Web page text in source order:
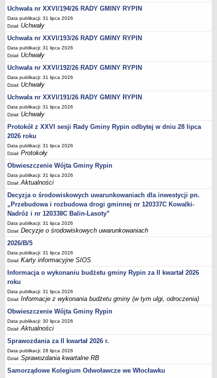
Petycje
Sygnaliści
Galeria
Raporty o stanie dostępności
Wnioski
WŁADZE I STRUKTURA
Struktura organizacyjna
Rada gminy
Wójt
Urząd gminy
Jednostki organizacyjne, GOPS, Instytucja kultury, OSP
Jednostki pomocnicze - sołectwa
Plan pracy komisji rewizyjnej
Sesje Rady Gminy Rypin
PRAWO LOKALNE
Statut
Strategia rozwoju
Uchwały
Projekty uchwał
Protokoły
Postać dokumentów
Akty Prawne, Dzienniki Ustaw, Monitory Polskie
Prawo miejscowe
Zarządzenia
Studium uwarunkowań i kierunków zagospodarowania
przestrzennego
Dane przestrzenne - MPZP
obwodowych komisji wyborczych, opis granic okręgów wyborczych
Plan ogólny gminy Rypin
Uchwała nr XXVI/194/26 RADY GMINY RYPIN
Data publikacji: 31 lipca 2026
Dział: Uchwały
Uchwała nr XXVI/193/26 RADY GMINY RYPIN
Data publikacji: 31 lipca 2026
Dział: Uchwały
Uchwała nr XXVI/192/26 RADY GMINY RYPIN
Data publikacji: 31 lipca 2026
Dział: Uchwały
Uchwała nr XXVI/191/26 RADY GMINY RYPIN
Data publikacji: 31 lipca 2026
Dział: Uchwały
Protokół z XXVI sesji Rady Gminy Rypin odbytej w dniu 28 lipca
2026 roku
Data publikacji: 31 lipca 2026
Dział:Protokoły
Obwieszczenie Wójta Gminy Rypin
Data publikacji: 31 lipca 2026
Dział:Aktualności
Decyzja o środowiskowych uwarunkowaniach dla inwestycji pn.
„Przebudowa i rozbudowa drogi gminnej nr 120337C Kowalki-
Nadróż i nr 120338C Balin-Lasoty”
Data publikacji: 31 lipca 2026
Dział:Decyzje o środowiskowych uwarunkowaniach
2026/B/5
Data publikacji: 31 lipca 2026
Dział:Karty informacyjne SIOS
Informacja o wykonaniu budżetu gminy Rypin za II kwartał 2026
roku
Data publikacji: 31 lipca 2026
Dział:Informacje z wykonania budżetu gminy (w tym ulgi, odroczenia)
Obwieszczenie Wójta Gminy Rypin
Data publikacji: 30 lipca 2026
Dział:Aktualności
Sprawozdania za II kwartał 2026 r.
Data publikacji: 28 lipca 2026
Dział:Sprawozdania kwartalne RB
Samorządowe Kolegium Odwoławcze we Włocławku